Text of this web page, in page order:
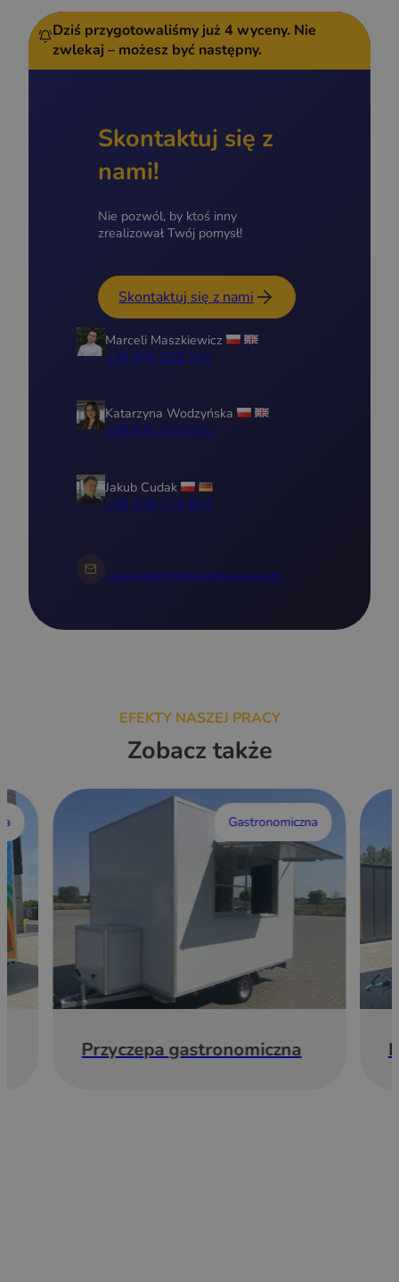
Dziś przygotowaliśmy już 4 wyceny. Nie
zwlekaj – możesz być następny.
Skontaktuj się z
nami!
Nie pozwól, by ktoś inny
zrealizował Twój pomysł!
Skontaktuj się z nami
Marceli Maszkiewicz
+48 696 029 167
Katarzyna Wodzyńska
+48 539 314 031
Jakub Cudak
+48 576 715 894
zapytania@zbudujprzyczepe.pl
EFEKTY NASZEJ PRACY
Zobacz także
Gastronomiczna
Przyczepa gastronomiczna